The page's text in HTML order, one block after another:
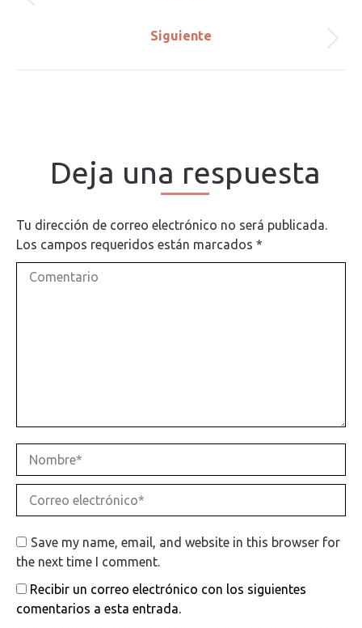
Siguiente
Deja una respuesta
Tu dirección de correo electrónico no será publicada.
Los campos requeridos están marcados *
Comentario
Nombre *
Correo electrónico *
Save my name, email, and website in this browser for
the next time I comment.
Recibir un correo electrónico con los siguientes
comentarios a esta entrada.